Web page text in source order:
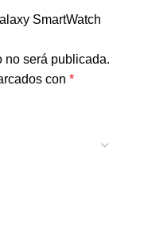
SmartWatch
no será publicada.
con *